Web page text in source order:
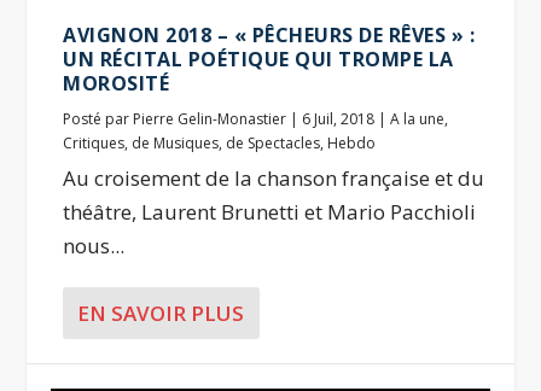
AVIGNON 2018 – « PÊCHEURS DE RÊVES » :
UN RÉCITAL POÉTIQUE QUI TROMPE LA
MOROSITÉ
Posté par Pierre Gelin-Monastier | 6 Juil, 2018 |A la une,
Critiques, de Musiques, de Spectacles, Hebdo
Au croisement de la chanson française et du
théâtre, Laurent Brunetti et Mario Pacchioli
nous...
EN SAVOIR PLUS